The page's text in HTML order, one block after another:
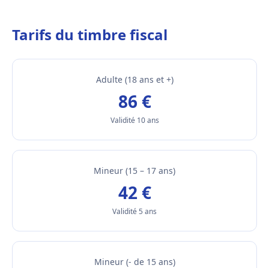
Tarifs du timbre fiscal
Adulte (18 ans et +)
86 €
Validité 10 ans
Mineur (15 – 17 ans)
42 €
Validité 5 ans
Mineur (- de 15 ans)